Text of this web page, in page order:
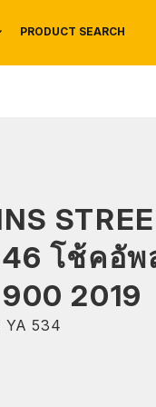
& RECALLS
PRODUCT SEARCH
โช้คอัพ
2019
YA 534